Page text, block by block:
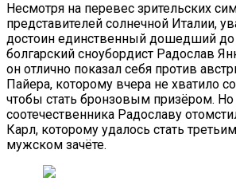
Несмотря на перевес зрительских
представителей солнечной Италии,
достоин единственный дошедший до
болгарский сноубордист Радослав
он отлично показал себя против
Пайера, которому вчера не хватило
чтобы стать бронзовым призёром. Но
соотечественника Радославу
Карл, которому удалось стать
мужском зачёте.